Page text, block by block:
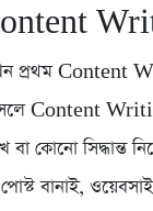
প্রথম Content
Content
বা কোনো সিদ্ধান্ত
বানাই,